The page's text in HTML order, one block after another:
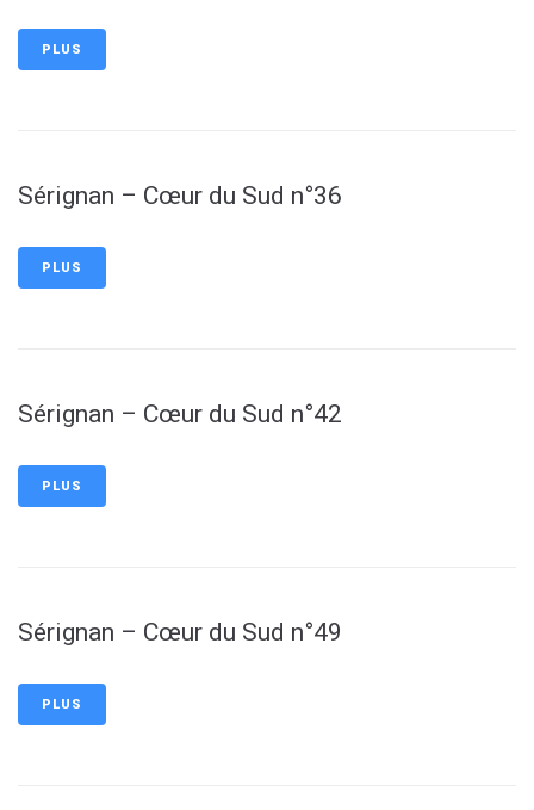
PLUS
Sérignan – Cœur du Sud n°36
PLUS
Sérignan – Cœur du Sud n°42
PLUS
Sérignan – Cœur du Sud n°49
PLUS